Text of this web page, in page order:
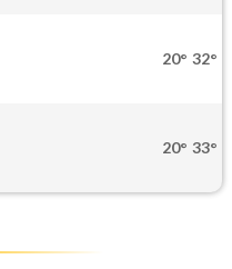
20° 32°
20° 33°